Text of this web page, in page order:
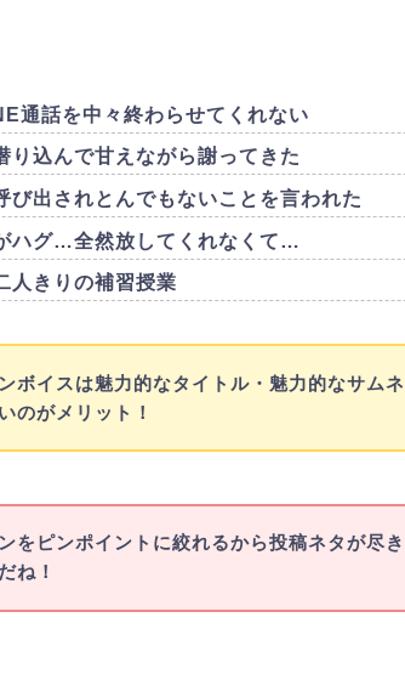
通話を中々終わらせてくれない
り込んで甘えながら謝ってきた
び出されとんでもないことを言われた
ハグ…全然放してくれなくて…
人きりの補習授業
ボイスは魅力的なタイトル・魅力的なサムネ
のがメリット！
をピンポイントに絞れるから投稿ネタが尽き
ね！